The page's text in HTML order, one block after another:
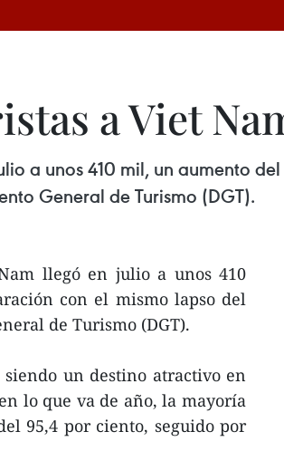
a Viet
a unos 410 mil, un aumento
General de Turismo (DGT).
llegó en julio a unos 410
con el mismo lapso del
de Turismo (DGT).
un destino atractivo en
lo que va de año, la mayoría
95,4 por ciento, seguido por